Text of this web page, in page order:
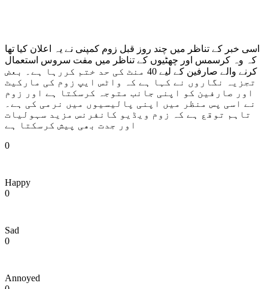
اسی خبر کے تناظر میں چند روز قبل زوم کمپنی نے یہ اعلان کیا تھا
کہ وہ کرسمس اور چھٹیوں کے تناظر میں مفت سروس استعمال
کرنے والے صارفین کے لیے 40 منٹ کی حد ختم کررہا ہے۔ بعض
تجزیہ نگاروں نے کہا ہے کہ واٹس ایپ زوم کی مارکیٹ
اور صارفین کو اپنی جانب متوجہ کرسکتا ہے اور زوم
نے اسی پس منظر میں اپنی پالیسیوں میں نرمی کی ہے۔
تاہم توقع ہے کہ زوم ویڈیو کانفرنس مزید سہولیات
اور جدت بھی پیش کرسکتا ہے
0
Happy
0
Sad
0
Annoyed